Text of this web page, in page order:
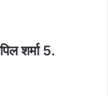
शर्मा 5.